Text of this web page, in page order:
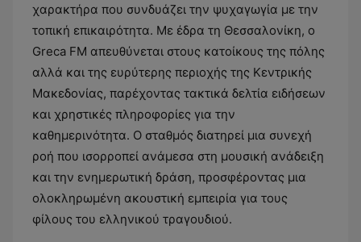
χαρακτήρα που συνδυάζει την ψυχαγωγία με την
τοπική επικαιρότητα. Με έδρα τη Θεσσαλονίκη, ο
Greca FM απευθύνεται στους κατοίκους της πόλης
αλλά και της ευρύτερης περιοχής της Κεντρικής
Μακεδονίας, παρέχοντας τακτικά δελτία ειδήσεων
και χρηστικές πληροφορίες για την
καθημερινότητα. Ο σταθμός διατηρεί μια συνεχή
ροή που ισορροπεί ανάμεσα στη μουσική ανάδειξη
και την ενημερωτική δράση, προσφέροντας μια
ολοκληρωμένη ακουστική εμπειρία για τους
φίλους του ελληνικού τραγουδιού.